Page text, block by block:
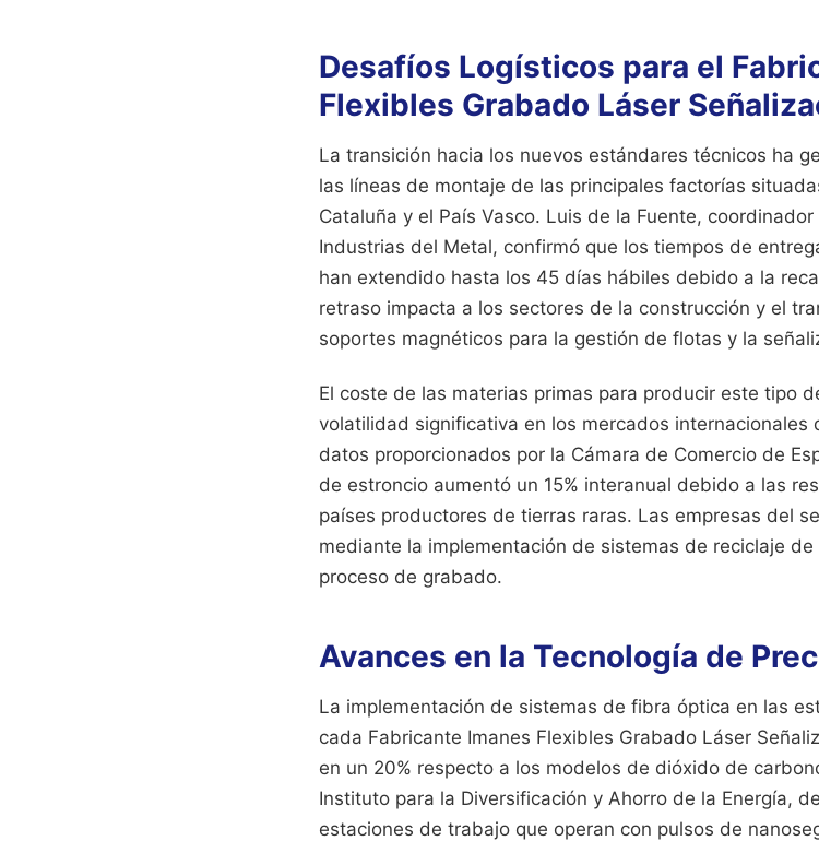
Desafíos Logísticos para el
Flexibles Grabado Láser
La transición hacia los nuevos estándares técnicos ha
las líneas de montaje de las principales factorías
Cataluña y el País Vasco. Luis de la Fuente,
Industrias del Metal, confirmó que los tiempos de
han extendido hasta los 45 días hábiles debido a la
retraso impacta a los sectores de la construcción y el
soportes magnéticos para la gestión de flotas y la
El coste de las materias primas para producir este tipo
volatilidad significativa en los mercados internacionales
datos proporcionados por la Cámara de Comercio de
de estroncio aumentó un 15% interanual debido a las
países productores de tierras raras. Las empresas del
mediante la implementación de sistemas de reciclaje
proceso de grabado.
Avances en la Tecnología de
La implementación de sistemas de fibra óptica en las
cada Fabricante Imanes Flexibles Grabado Láser
en un 20% respecto a los modelos de dióxido de
Instituto para la Diversificación y Ahorro de la Energía,
estaciones de trabajo que operan con pulsos de